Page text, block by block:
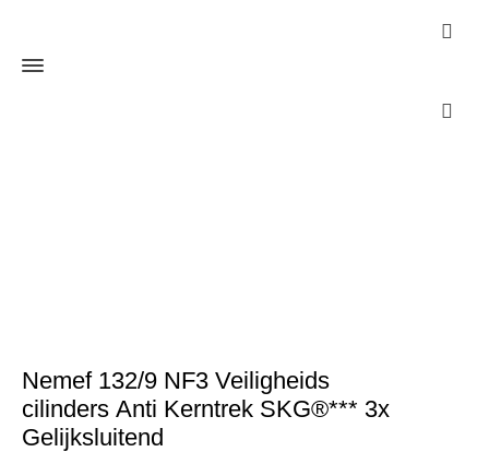
Nemef 132/9 NF3 Veiligheids
cilinders Anti Kerntrek SKG®*** 3x
Gelijksluitend